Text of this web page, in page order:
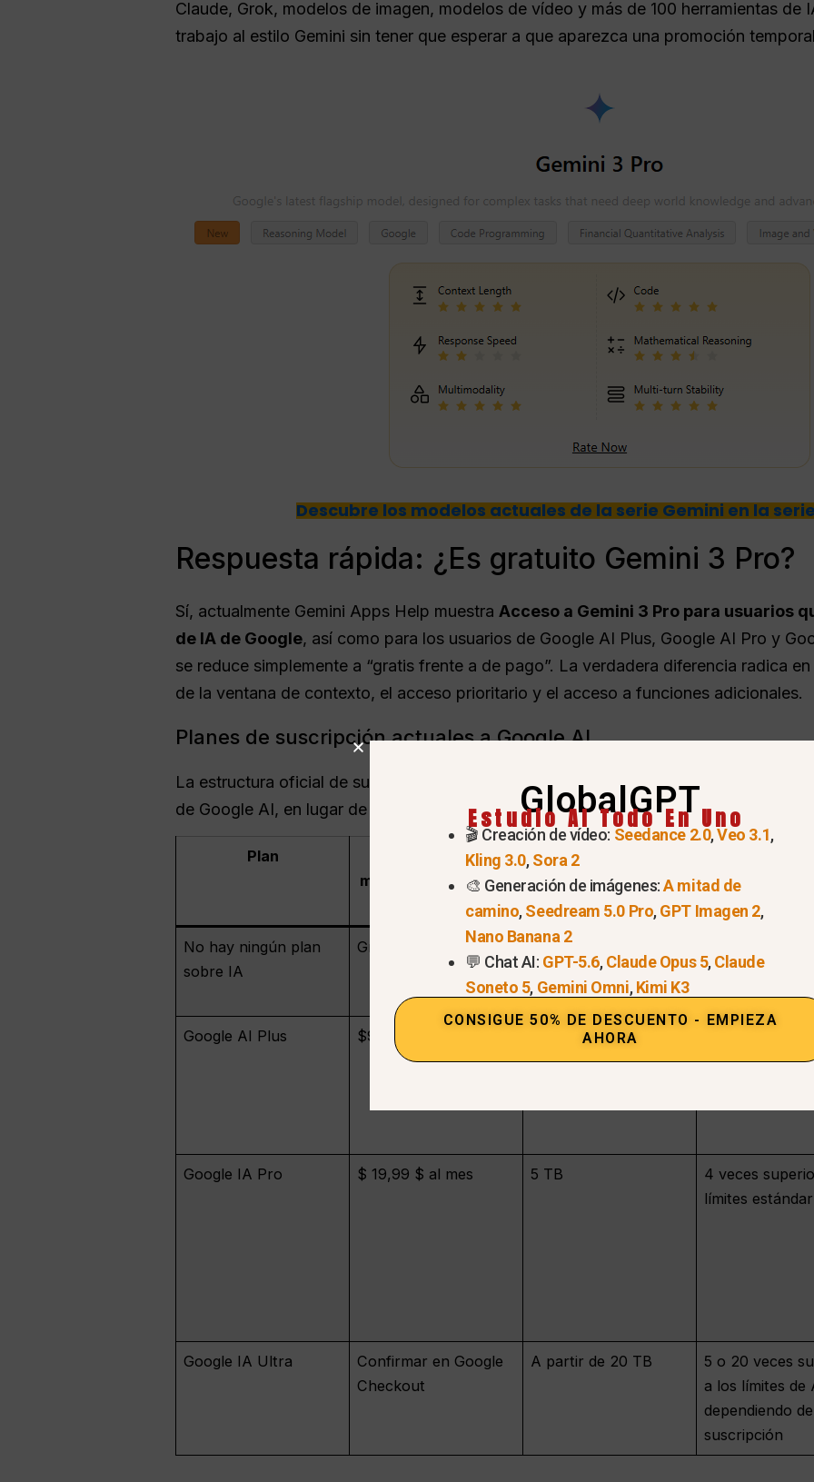
Claude, Grok, modelos de imagen, modelos de vídeo y más de 100 herramientas de
trabajo al estilo Gemini sin tener que esperar a que aparezca una promoción
Descubre los modelos actuales de la serie Gemini en la
Respuesta rápida: ¿Es gratuito Gemini 3 Pro?
Sí, actualmente Gemini Apps Help muestra Acceso a Gemini 3 Pro para usuarios
de IA de Google, así como para los usuarios de Google AI Plus, Google AI Pro y
se reduce simplemente a “gratis frente a de pago”. La verdadera diferencia radica
de la ventana de contexto, el acceso prioritario y el acceso a funciones adicionales.
Planes de suscripción actuales a Google AI
La estructura oficial de suscripciones de IA para consumidores de Google utiliza
de Google AI, en lugar de limitarse únicamente a “Google One AI Premium”.”
Plan
Precio en EE. UU.
mostrado por Google
Almacenamiento
Nota sobre
No hay ningún plan
sobre IA
Gratis
15 GB incluidos con la
cuenta de Google
Géminis
Google AI Plus $9,99/mes
El doble de los
estándar
Google IA Pro $ 19,99 $ al mes 5 TB
4 veces
límites estándar
Google IA Ultra
Confirmar en Google
Checkout
A partir de 20 TB
5 o 20 veces
a los límites de
dependiendo
suscripción
GlobalGPT
Estudio AI Todo En Uno
🎬 Creación de vídeo: Seedance 2.0,Veo 3.1,
Kling 3.0,Sora 2
🎨 Generación de imágenes:A mitad de
camino,Seedream 5.0 Pro,GPT Imagen 2,
Nano Banana 2
💬 Chat AI: GPT-5.6,Claude Opus 5,Claude
Soneto 5, Gemini Omni,Kimi K3
CONSIGUE 50% DE DESCUENTO - EMPIEZA
AHORA